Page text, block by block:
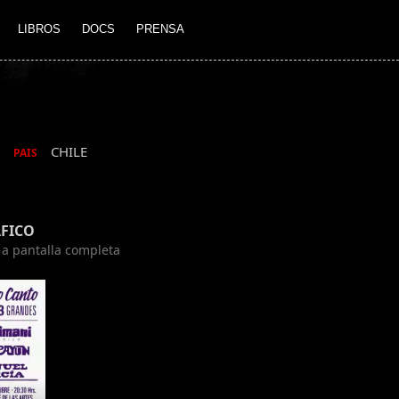
LIBROS DOCS PRENSA
PAIS CHILE
pantalla completa